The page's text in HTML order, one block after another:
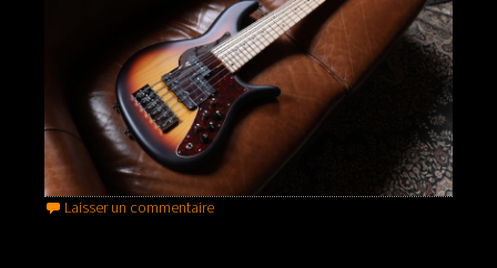
Laisser un commentaire